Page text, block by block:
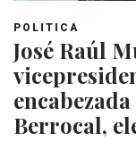
POLITICA
José Raúl
Berrocal,